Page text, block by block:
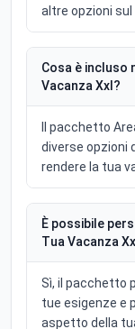
altre opzioni sul
Cosa è incluso
Vacanza Xxl?
Il pacchetto
diverse opzioni
rendere la tua
È possibile
Tua Vacanza
Sì, il pacchetto
tue esigenze e
aspetto della